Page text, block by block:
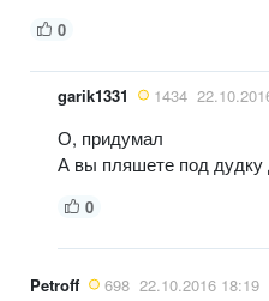
0
garik1331 1434
О, придумал
А вы пляшете под дудку
0
Petroff 698 22.10.2016 18:19